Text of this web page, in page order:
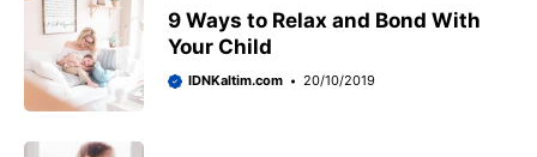
9 Ways to Relax and Bond With
Your Child
IDNKaltim.com 20/10/2019